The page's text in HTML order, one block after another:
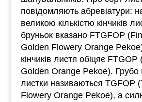
повідомляють абревіатури:
великою кількістю кінчиків
бруньок вказано FTGFOP
Golden Flowery Orange
кінчиків листя обіцяє
Golden Orange Pekoe). Грубо
листки називаються TGFOP
Flowery Orange Pekoe), а